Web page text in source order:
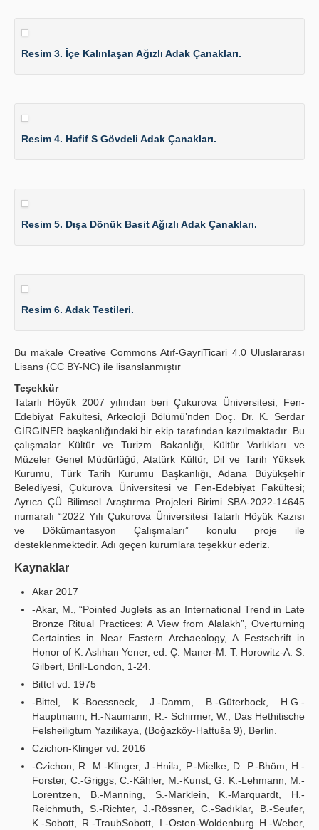
Resim 3. İçe Kalınlaşan Ağızlı Adak Çanakları.
Resim 4. Hafif S Gövdeli Adak Çanakları.
Resim 5. Dışa Dönük Basit Ağızlı Adak Çanakları.
Resim 6. Adak Testileri.
Bu makale Creative Commons Atıf-GayriTicari 4.0 Uluslararası
Lisans (CC BY-NC) ile lisanslanmıştır
Teşekkür
Tatarlı Höyük 2007 yılından beri Çukurova Üniversitesi, Fen-
Edebiyat Fakültesi, Arkeoloji Bölümü’nden Doç. Dr. K. Serdar
GİRGİNER başkanlığındaki bir ekip tarafından kazılmaktadır. Bu
çalışmalar Kültür ve Turizm Bakanlığı, Kültür Varlıkları ve
Müzeler Genel Müdürlüğü, Atatürk Kültür, Dil ve Tarih Yüksek
Kurumu, Türk Tarih Kurumu Başkanlığı, Adana Büyükşehir
Belediyesi, Çukurova Üniversitesi ve Fen-Edebiyat Fakültesi;
Ayrıca ÇÜ Bilimsel Araştırma Projeleri Birimi SBA-2022-14645
numaralı “2022 Yılı Çukurova Üniversitesi Tatarlı Höyük Kazısı
ve Dökümantasyon Çalışmaları” konulu proje ile
desteklenmektedir. Adı geçen kurumlara teşekkür ederiz.
Kaynaklar
Akar 2017
-Akar, M., “Pointed Juglets as an International Trend in Late
Bronze Ritual Practices: A View from Alalakh”, Overturning
Certainties in Near Eastern Archaeology, A Festschrift in
Honor of K. Aslıhan Yener, ed. Ç. Maner-M. T. Horowitz-A. S.
Gilbert, Brill-London, 1-24.
Bittel vd. 1975
-Bittel, K.-Boessneck, J.-Damm, B.-Güterbock, H.G.-
Hauptmann, H.-Naumann, R.- Schirmer, W., Das Hethitische
Felsheiligtum Yazilikaya, (Boğazköy-Hattuša 9), Berlin.
Czichon-Klinger vd. 2016
-Czichon, R. M.-Klinger, J.-Hnila, P.-Mielke, D. P.-Bhöm, H.-
Forster, C.-Griggs, C.-Kähler, M.-Kunst, G. K.-Lehmann, M.-
Lorentzen, B.-Manning, S.-Marklein, K.-Marquardt, H.-
Reichmuth, S.-Richter, J.-Rössner, C.-Sadıklar, B.-Seufer,
K.-Sobott, R.-TraubSobott, I.-Osten-Woldenburg H.-Weber,